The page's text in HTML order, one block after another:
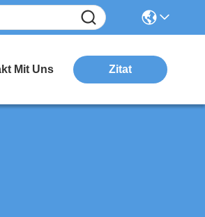
Mit Uns Zitat